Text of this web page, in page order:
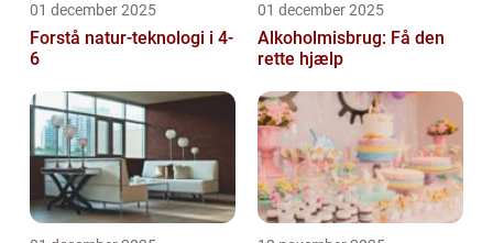
01 december 2025
Forstå natur-teknologi i 4-
6
01 december 2025
Alkoholmisbrug: Få den
rette hjælp